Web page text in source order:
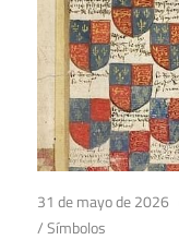
31 de mayo de 2026
/Símbolos